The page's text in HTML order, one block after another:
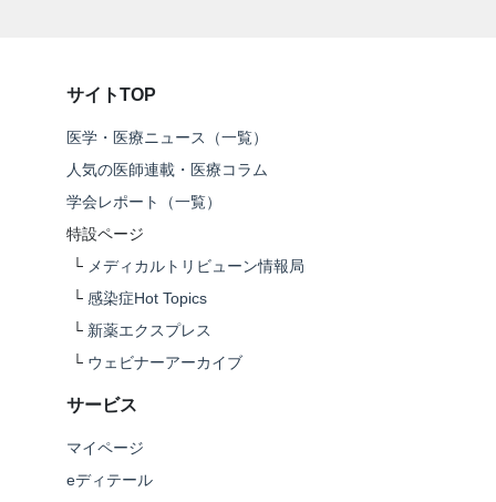
サイトTOP
医学・医療ニュース（一覧）
人気の医師連載・医療コラム
学会レポート（一覧）
特設ページ
└ メディカルトリビューン情報局
└ 感染症Hot Topics
└ 新薬エクスプレス
└ ウェビナーアーカイブ
サービス
マイページ
eディテール